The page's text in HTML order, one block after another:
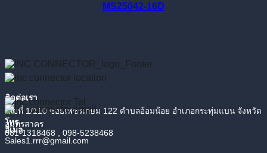
MS25042-16D
ติดต่อเรา
เลขที่ 1/110 ซอยเพชรเกษม 122 ตำบลอ้อมน้อย อำเภอกระทุ่มแบน จังหวัด
สมุทรสาคร
โทร
081-1318468 , 098-5238468
อีเมล
Sales1.rrr@gmail.com